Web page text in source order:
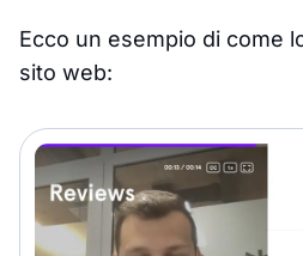
Ecco un esempio di come
sito web: